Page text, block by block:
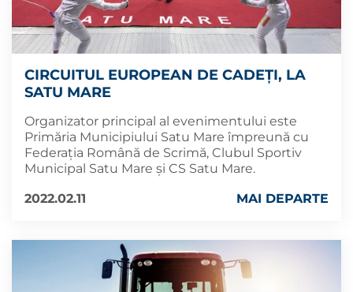
CIRCUITUL EUROPEAN DE CADEȚI, LA
SATU MARE
Organizator principal al evenimentului este
Primăria Municipiului Satu Mare împreună cu
Federaţia Română de Scrimă, Clubul Sportiv
Municipal Satu Mare și CS Satu Mare.
2022.02.11
MAI DEPARTE